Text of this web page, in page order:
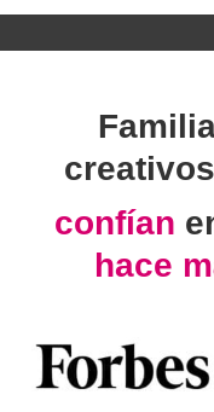
confían
hace